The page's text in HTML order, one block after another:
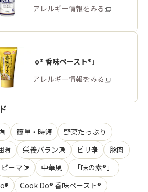
商品・アレルギー情報をみる
「Cook Do® 香味ペースト®」
商品・アレルギー情報をみる
簡単・時短
野菜たっぷり
む
栄養バランス ピリ辛
豚肉
ピーマン 中華風
「味の素®」
Cook Do® 香味ペースト®